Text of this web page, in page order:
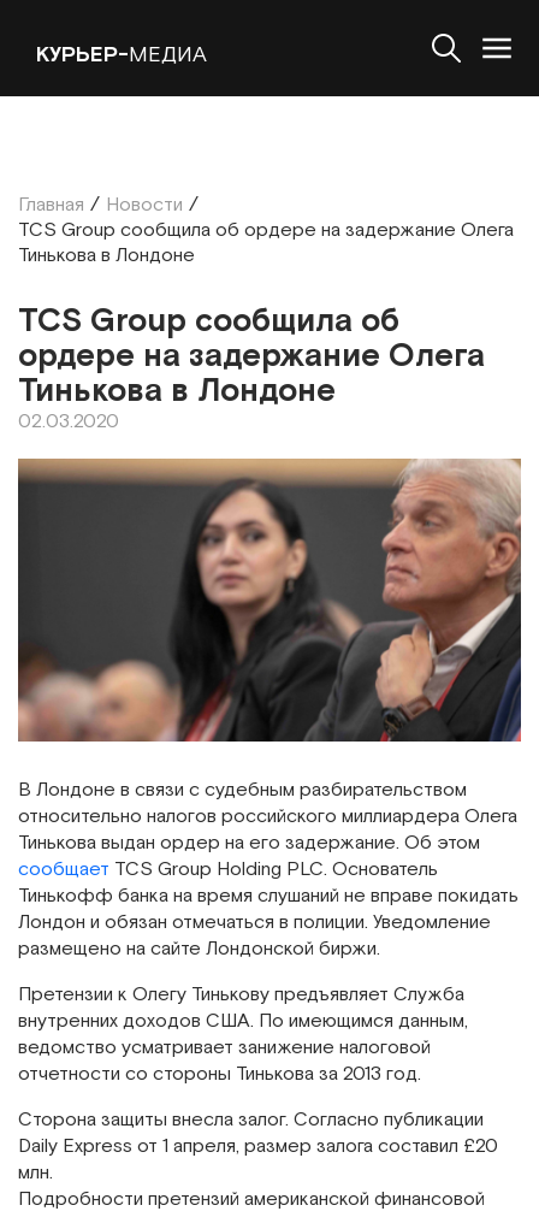
КУРЬЕР-МЕДИА
Главная / Новости /
TCS Group сообщила об ордере на задержание Олега
Тинькова в Лондоне
TCS Group сообщила об
ордере на задержание Олега
Тинькова в Лондоне
02.03.2020
В Лондоне в связи с судебным разбирательством
относительно налогов российского миллиардера Олега
Тинькова выдан ордер на его задержание. Об этом
сообщает TCS Group Holding PLC. Основатель
Тинькофф банка на время слушаний не вправе покидать
Лондон и обязан отмечаться в полиции. Уведомление
размещено на сайте Лондонской биржи.
Претензии к Олегу Тинькову предъявляет Служба
внутренних доходов США. По имеющимся данным,
ведомство усматривает занижение налоговой
отчетности со стороны Тинькова за 2013 год.
Сторона защиты внесла залог. Согласно публикации
Daily Express от 1 апреля, размер залога составил £20
млн.
Подробности претензий американской финансовой